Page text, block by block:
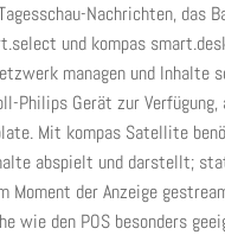
Nachrichten, das
und kompas
managen und Inhalte
Philips Gerät zur
Mit kompas Satellite
abspielt und darstellt;
Moment der Anzeige
wie den POS besonders